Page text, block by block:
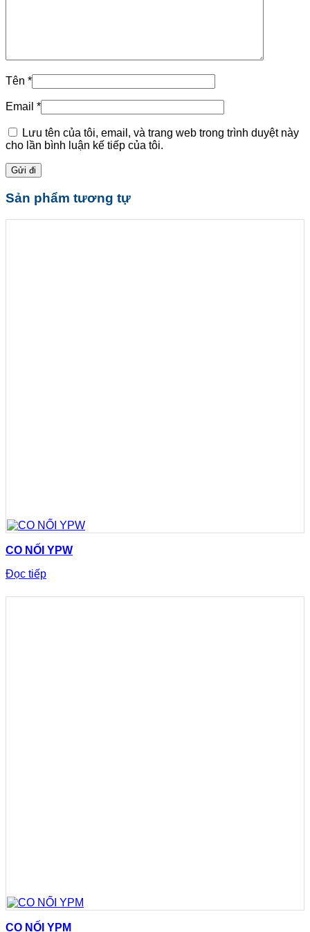
Tên *
Email *
Lưu tên của tôi, email, và trang web trong trình duyệt này
cho lần bình luận kế tiếp của tôi.
Sản phẩm tương tự
CO NỐI YPW
Đọc tiếp
CO NỐI YPM